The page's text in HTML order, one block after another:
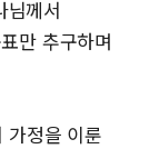
님께서
만 추구하며
가정을 이룬